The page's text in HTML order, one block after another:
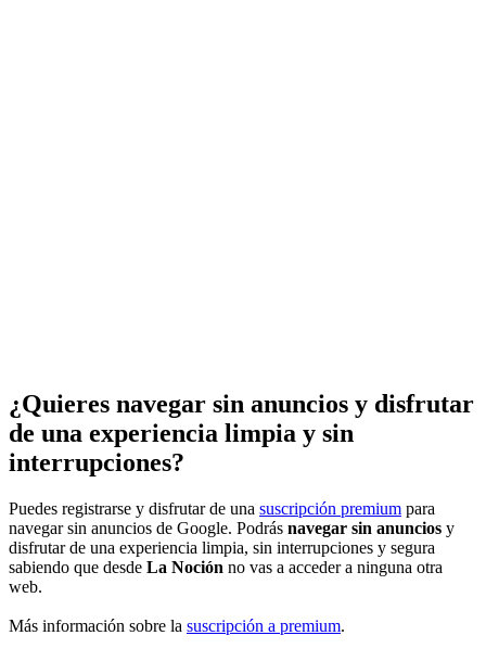
¿Quieres navegar sin anuncios y disfrutar
de una experiencia limpia y sin
interrupciones?
Puedes registrarse y disfrutar de una suscripción premium para
navegar sin anuncios de Google. Podrás navegar sin anuncios y
disfrutar de una experiencia limpia, sin interrupciones y segura
sabiendo que desde La Noción no vas a acceder a ninguna otra
web.
Más información sobre la suscripción a premium.